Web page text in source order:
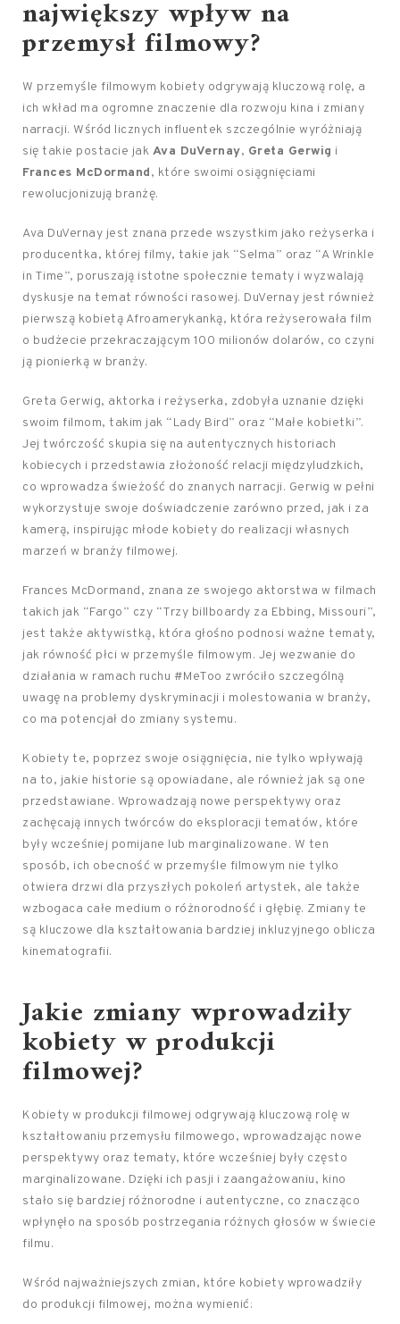
największy wpływ na
przemysł filmowy?
W przemyśle filmowym kobiety odgrywają kluczową rolę, a
ich wkład ma ogromne znaczenie dla rozwoju kina i zmiany
narracji. Wśród licznych influentek szczególnie wyróżniają
się takie postacie jak Ava DuVernay, Greta Gerwig i
Frances McDormand, które swoimi osiągnięciami
rewolucjonizują branżę.
Ava DuVernay jest znana przede wszystkim jako reżyserka i
producentka, której filmy, takie jak “Selma” oraz “A Wrinkle
in Time”, poruszają istotne społecznie tematy i wyzwalają
dyskusje na temat równości rasowej. DuVernay jest również
pierwszą kobietą Afroamerykanką, która reżyserowała film
o budżecie przekraczającym 100 milionów dolarów, co czyni
ją pionierką w branży.
Greta Gerwig, aktorka i reżyserka, zdobyła uznanie dzięki
swoim filmom, takim jak “Lady Bird” oraz “Małe kobietki”.
Jej twórczość skupia się na autentycznych historiach
kobiecych i przedstawia złożoność relacji międzyludzkich,
co wprowadza świeżość do znanych narracji. Gerwig w pełni
wykorzystuje swoje doświadczenie zarówno przed, jak i za
kamerą, inspirując młode kobiety do realizacji własnych
marzeń w branży filmowej.
Frances McDormand, znana ze swojego aktorstwa w filmach
takich jak “Fargo” czy “Trzy billboardy za Ebbing, Missouri”,
jest także aktywistką, która głośno podnosi ważne tematy,
jak równość płci w przemyśle filmowym. Jej wezwanie do
działania w ramach ruchu #MeToo zwróciło szczególną
uwagę na problemy dyskryminacji i molestowania w branży,
co ma potencjał do zmiany systemu.
Kobiety te, poprzez swoje osiągnięcia, nie tylko wpływają
na to, jakie historie są opowiadane, ale również jak są one
przedstawiane. Wprowadzają nowe perspektywy oraz
zachęcają innych twórców do eksploracji tematów, które
były wcześniej pomijane lub marginalizowane. W ten
sposób, ich obecność w przemyśle filmowym nie tylko
otwiera drzwi dla przyszłych pokoleń artystek, ale także
wzbogaca całe medium o różnorodność i głębię. Zmiany te
są kluczowe dla kształtowania bardziej inkluzyjnego oblicza
kinematografii.
Jakie zmiany wprowadziły
kobiety w produkcji
filmowej?
Kobiety w produkcji filmowej odgrywają kluczową rolę w
kształtowaniu przemysłu filmowego, wprowadzając nowe
perspektywy oraz tematy, które wcześniej były często
marginalizowane. Dzięki ich pasji i zaangażowaniu, kino
stało się bardziej różnorodne i autentyczne, co znacząco
wpłynęło na sposób postrzegania różnych głosów w świecie
filmu.
Wśród najważniejszych zmian, które kobiety wprowadziły
do produkcji filmowej, można wymienić: